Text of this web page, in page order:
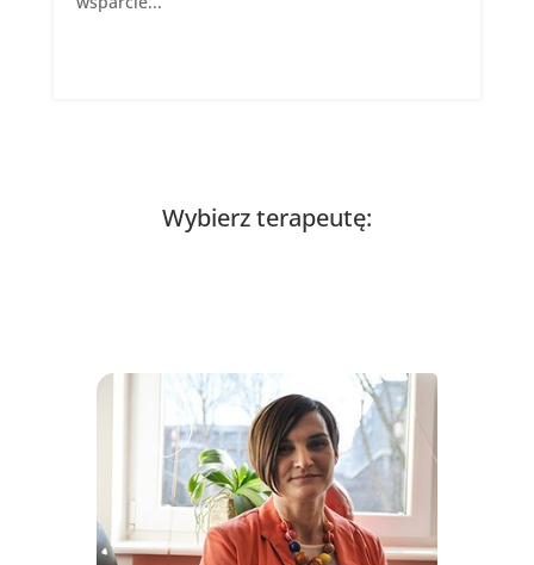
Wybierz terapeutę: